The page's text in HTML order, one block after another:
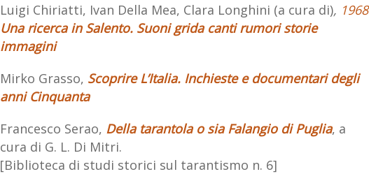
Luigi Chiriatti, Ivan Della Mea, Clara Longhini (a cura di), 1968
Una ricerca in Salento. Suoni grida canti rumori storie
immagini
Mirko Grasso, Scoprire L’Italia. Inchieste e documentari degli
anni Cinquanta
Francesco Serao, Della tarantola o sia Falangio di Puglia, a
cura di G. L. Di Mitri.
[Biblioteca di studi storici sul tarantismo n. 6]